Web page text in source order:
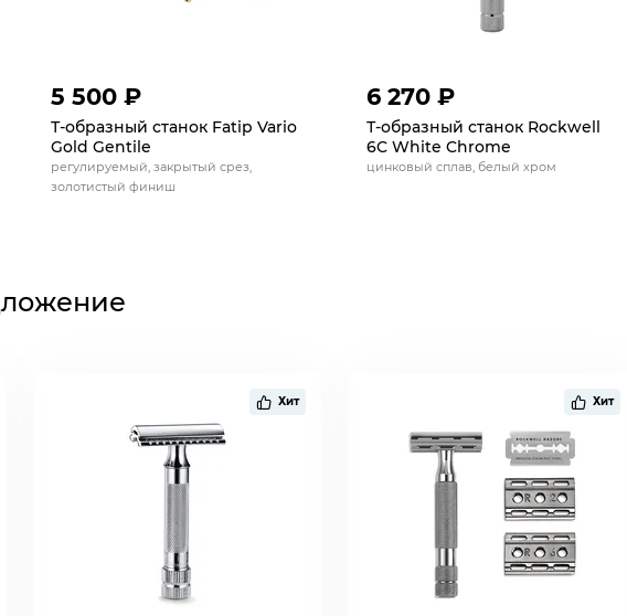
5 500 ₽
Т-образный станок Fatip Vario
Gold Gentile
регулируемый, закрытый срез,
золотистый финиш
6 270 ₽
Т-образный станок Rockwell
6C White Chrome
цинковый сплав, белый хром
Хит Хит